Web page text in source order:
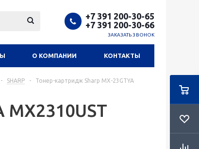
+7 391 200-30-65
+7 391 200-30-66
ЗАКАЗАТЬ ЗВОНОК
О КОМПАНИИ КОНТАКТЫ
- SHARP -
Тонер-картридж Sharp MX-23GTYA